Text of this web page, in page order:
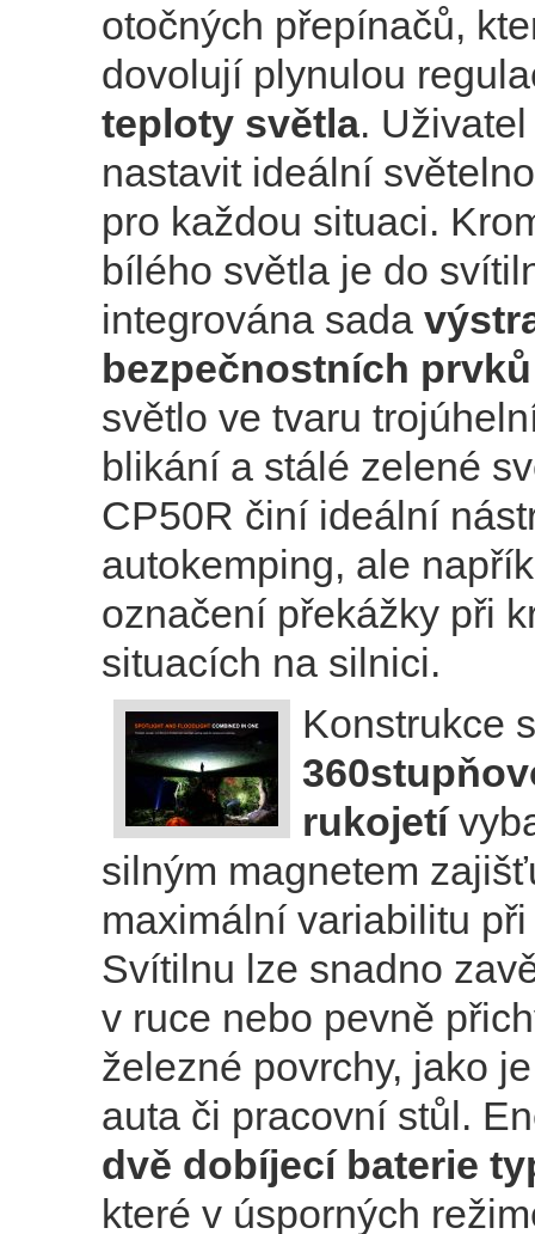
otočných přepínačů,
dovolují plynulou
teploty světla.
nastavit ideální
pro každou situaci.
bílého světla je do
integrována sada
bezpečnostních prvků
světlo ve tvaru
blikání a stálé zelené
CP50R činí ideální
autokemping, ale
označení překážky při
situacích na silnici.
Konstrukce s
rukojetí
silným magnetem
maximální variabilitu
Svítilnu lze snadno
v ruce nebo pevně
železné povrchy, jako
auta či pracovní stůl.
dvě dobíjecí baterie
které v úsporných